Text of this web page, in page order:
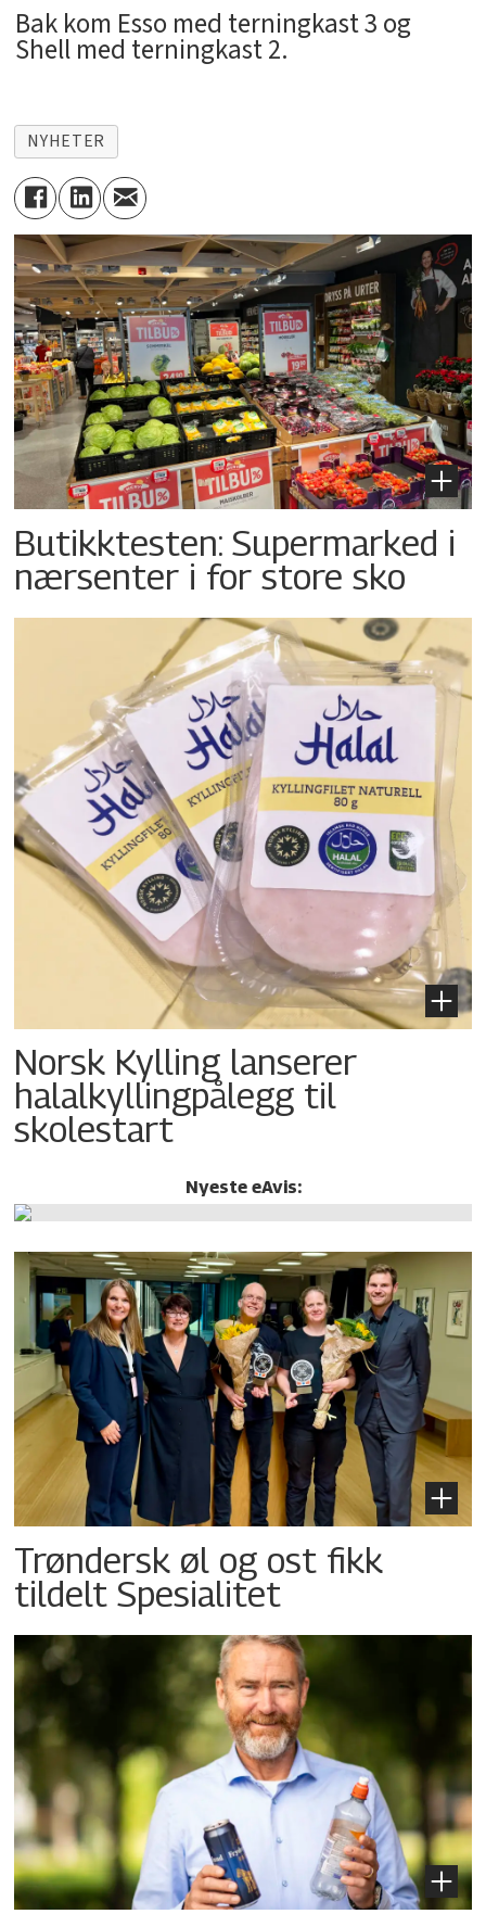
Bak kom Esso med terningkast 3 og
Shell med terningkast 2.
NYHETER
Butikktesten: Supermarked i
nærsenter i for store sko
Norsk Kylling lanserer
halalkylling­pålegg til
skolestart
Nyeste eAvis:
Trøndersk øl og ost fikk
tildelt Spesialitet